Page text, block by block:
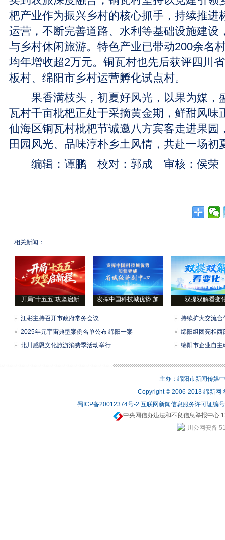
杷产业作为振兴乡村的核心抓手，持续推进
运营，不断完善道路、水利等基础设施建设
与乡村休闲旅游。特色产业已带动200余名
均年增收超2万元。铜瓦村也先后获评四川
板村、绵阳市乡村运营孵化试点村。
果香满枝头，初夏好风光，以果为媒，
瓦村千亩枇杷正处于采摘黄金期，鲜甜风味
仙海区铜瓦村枇杷节诚邀八方宾客走进果园
田园风光、品味淳朴乡土风情，共赴一场初
编辑：谭鹏 校对：郭成 审核：侯荣
相关新闻：
开局“十五五”攻坚启新 发挥中国科技城优势 加 双提双解看变
江彬主持召开市政府常务会议
持续扩大交流合
2025年元宇宙典型案例名单公布 绵阳一案
绵阳组团亮相西
北川感恩文化旅游消费季活动举行
绵阳市企业自主
主办：绵阳市新闻传媒
Copyright © 2006-2013 绵新网
蜀ICP备20012374号-2 互联网新闻信息服务许可证编
中央网信办违法和不良信息举报中心
川公网安备